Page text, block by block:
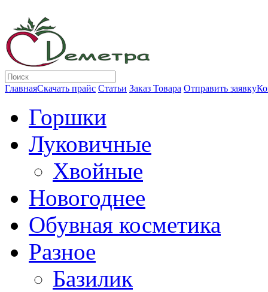
ГлавнаяСкачать прайс Статьи Заказ Товара Отправить заявку
Горшки
Луковичные
Хвойные
Новогоднее
Обувная косметика
Разное
Базилик